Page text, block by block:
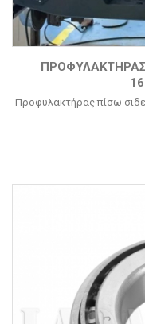
ΠΡΟΦΥΛΑΚΤΉΡΑΣ
Προφυλακτήρας πίσω